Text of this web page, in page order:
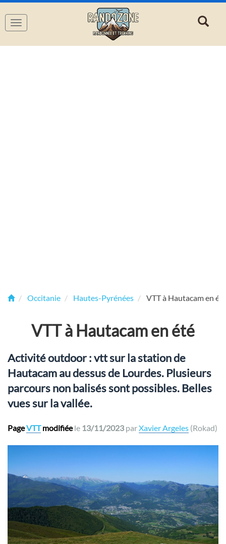
Navigation
Occitanie Hautes-Pyrénées VTT à Hautacam en été
VTT à Hautacam en été
Activité outdoor : vtt sur la station de
Hautacam au dessus de Lourdes. Plusieurs
parcours non balisés sont possibles. Belles
vues sur la vallée.
PageVTTmodifiéele 13/11/2023 parXavier Argeles (Rokad)